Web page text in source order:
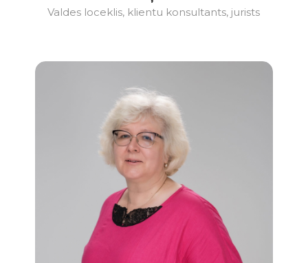
Valdes loceklis, klientu konsultants, jurists